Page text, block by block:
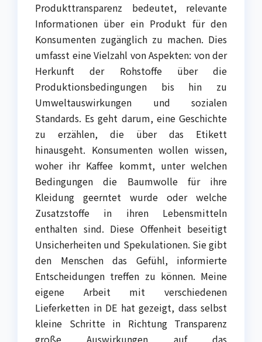
Produkttransparenz bedeutet, relevante
Informationen über ein Produkt für den
Konsumenten zugänglich zu machen. Dies
umfasst eine Vielzahl von Aspekten: von der
Herkunft der Rohstoffe über die
Produktionsbedingungen bis hin zu
Umweltauswirkungen und sozialen
Standards. Es geht darum, eine Geschichte
zu erzählen, die über das Etikett
hinausgeht. Konsumenten wollen wissen,
woher ihr Kaffee kommt, unter welchen
Bedingungen die Baumwolle für ihre
Kleidung geerntet wurde oder welche
Zusatzstoffe in ihren Lebensmitteln
enthalten sind. Diese Offenheit beseitigt
Unsicherheiten und Spekulationen. Sie gibt
den Menschen das Gefühl, informierte
Entscheidungen treffen zu können. Meine
eigene Arbeit mit verschiedenen
Lieferketten in DE hat gezeigt, dass selbst
kleine Schritte in Richtung Transparenz
große Auswirkungen auf das